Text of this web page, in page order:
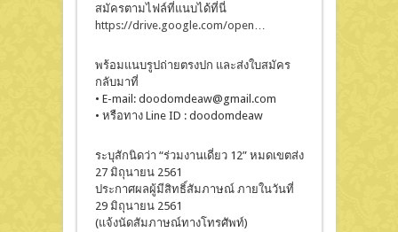
สมัครตามไฟล์ที่แนบได้ที่นี่
https://drive.google.com/open…
พร้อมแนบรูปถ่ายตรงปก และส่งใบสมัคร
กลับมาที่
• E-mail: doodomdeaw@gmail.com
• หรือทาง Line ID : doodomdeaw
ระบุสักนิดว่า “ร่วมงานเดี่ยว 12” หมดเขตส่ง
27 มิถุนายน 2561
ประกาศผลผู้มีสิทธิ์สัมภาษณ์ ภายในวันที่
29 มิถุนายน 2561
(แจ้งนัดสัมภาษณ์ทางโทรศัพท์)